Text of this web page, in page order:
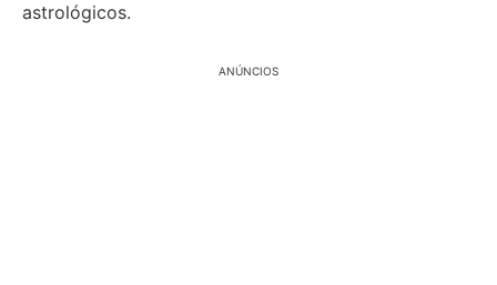
astrológicos.
ANÚNCIOS